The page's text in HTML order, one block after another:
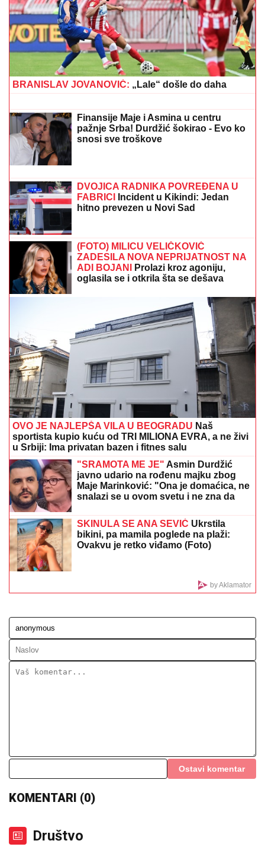
ŠOK U PROGRAMU UŽIVO!Gledateljka tvrdi da joj je
Asmin slao gole slike, zapretila mu: "Vidimo se na
sudu, iskorišćavaš žene za pare"
MARINA VISKOVIĆ U NIKAD
SMELIJEM STAJLINGU! U
kaubojkama i sa bezobraznim
prorezom na suknji pokazala izvajane
noge, a onda je sevnulo i više nego
TEŠKO JE POVREĐENA!Najnoviji
detalji ubadanja tinejdžerke (18) u
samom centru Beograda: Oglasili se iz
Hitne pomoći
Hitno uključivanje Mustafe Durdžića u emisiju, otkrio
detalje video poziva sa Majom: "Mevlida je ljuta na
"KAD SAM SE OŽENIO IMAO SAM
LJUBAVNICU, IMAM JE I DANAS"
Pevač oženio koleginicu pa javno
priznao da je vara na svakom koraku:
"Skoro svi na estradi imaju paralelne
veze"
ZVEZDINA OSVETA PAZARCIMA!
Magije Kataija, Enem pokazao
Hapoelu šta ga čeka na Marakani!
(VIDEO)
BRANISLAV JOVANOVIĆ:
NAPUŠTA CRVENU ZVEZDU?Veliko
pojačanje odlazi sa Marakane
vatru ka kućama, počela evakuacija meštana - Haos u